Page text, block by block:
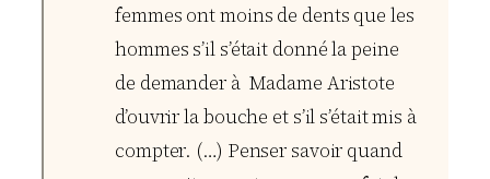
femmes ont moins de dents que les
hommes s’il s’était donné la peine
de demander à Madame Aristote
d’ouvrir la bouche et s’il s’était mis à
compter. (…) Penser savoir quand